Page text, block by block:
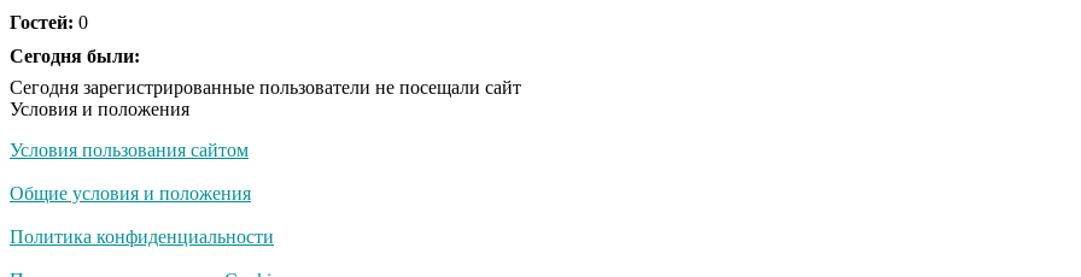
Гостей: 0
Сегодня были:
Сегодня зарегистрированные пользователи не посещали сайт
Условия и положения
Условия пользования сайтом
Общие условия и положения
Политика конфиденциальности